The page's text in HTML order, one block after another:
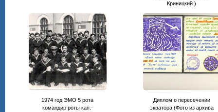
Криницкий )
1974 год ЭМО 5 рота
командир роты кап.-
Диплом о пересечении
экватора (Фото из архива